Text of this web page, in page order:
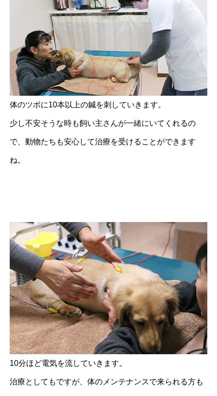
体のツボに10本以上の鍼を刺していきます。
少し不安そうな時も飼い主さんが一緒にいてくれるの
で、動物たちも安心して治療を受けることができます
ね。
10分ほど電気を流していきます。
治療としてもですが、体のメンテナンスで来られる方も